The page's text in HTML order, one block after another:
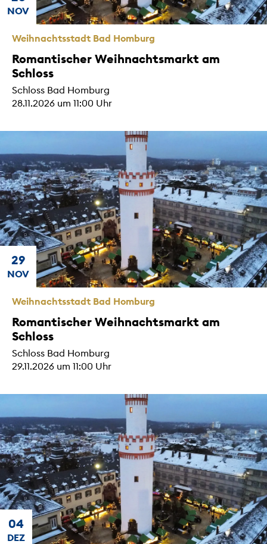
Weihnachtsstadt Bad Homburg
Romantischer Weihnachtsmarkt am
Schloss
Schloss Bad Homburg
28.11.2026 um 11:00 Uhr
NOV
Weihnachtsstadt Bad Homburg
Romantischer Weihnachtsmarkt am
Schloss
Schloss Bad Homburg
29.11.2026 um 11:00 Uhr
29
NOV
04
DEZ